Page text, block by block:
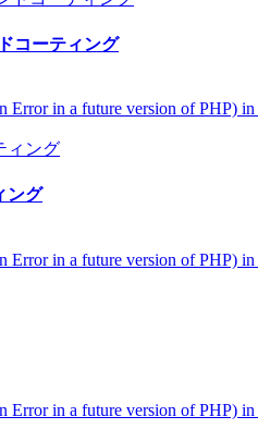
コーティング
Error in a future version of PHP) in
ング
Error in a future version of PHP) in
Error in a future version of PHP) in